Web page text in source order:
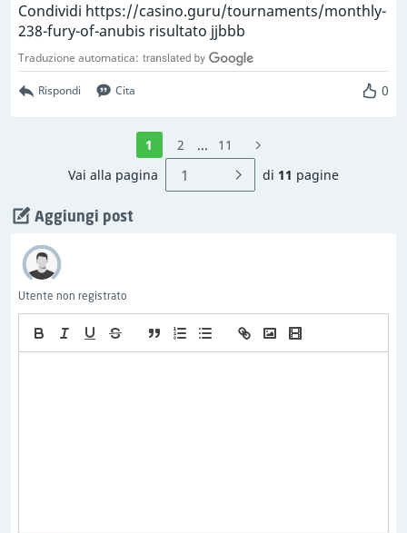
Condividi https://casino.guru/tournaments/monthly-
238-fury-of-anubis risultato jjbbb
Traduzione automatica:
Rispondi Cita 0
1 2 ...
11
Vai alla pagina
di 11 pagine
Aggiungi post
Utente non registrato